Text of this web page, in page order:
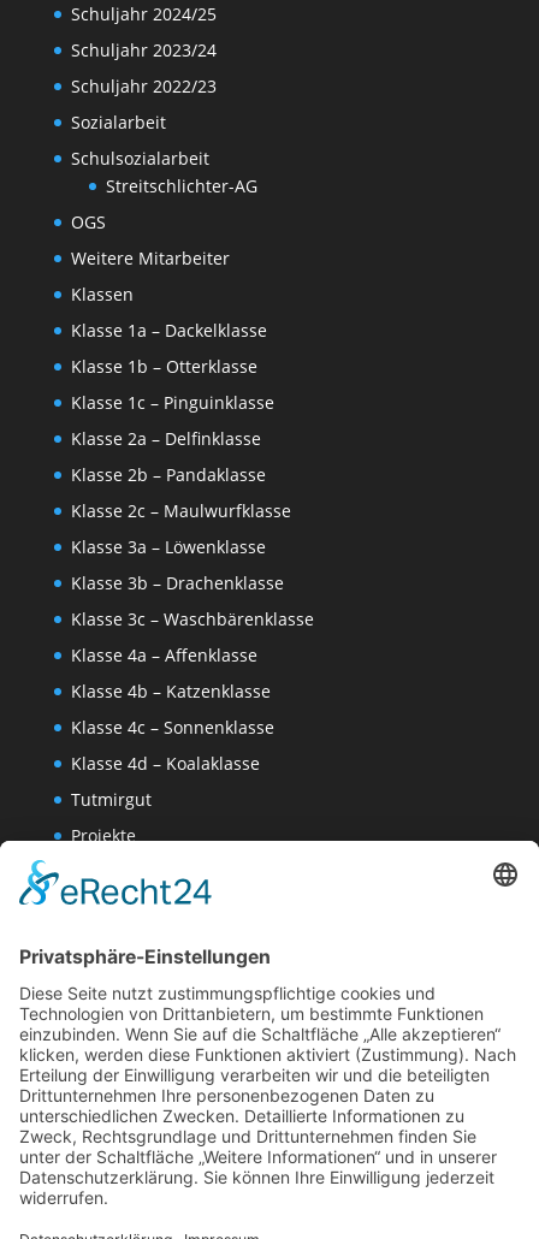
Schuljahr 2024/25
Schuljahr 2023/24
Schuljahr 2022/23
Sozialarbeit
Schulsozialarbeit
Streitschlichter-AG
OGS
Weitere Mitarbeiter
Klassen
Klasse 1a – Dackelklasse
Klasse 1b – Otterklasse
Klasse 1c – Pinguinklasse
Klasse 2a – Delfinklasse
Klasse 2b – Pandaklasse
Klasse 2c – Maulwurfklasse
Klasse 3a – Löwenklasse
Klasse 3b – Drachenklasse
Klasse 3c – Waschbärenklasse
Klasse 4a – Affenklasse
Klasse 4b – Katzenklasse
Klasse 4c – Sonnenklasse
Klasse 4d – Koalaklasse
Tutmirgut
Projekte
Wissenschaften-AG
Datenschutzerklärung
Website Administration